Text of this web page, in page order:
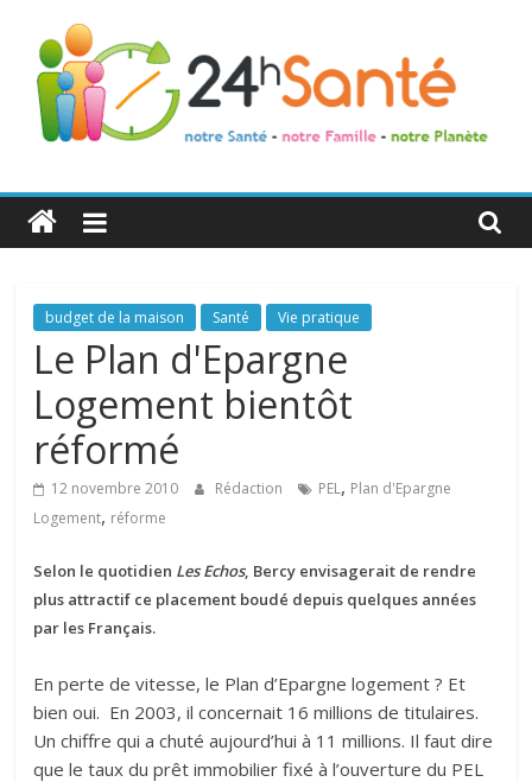
24h
Santé
La
santé
toute
famille
budget de la maison Santé Vie pratique
Le Plan d'Epargne
Logement bientôt
réformé
12 novembre 2010 Rédaction PEL, Plan d'Epargne
Logement, réforme
Selon le quotidien Les Echos, Bercy envisagerait de rendre
plus attractif ce placement boudé depuis quelques années
par les Français.
En perte de vitesse, le Plan d’Epargne logement ? Et
bien oui. En 2003, il concernait 16 millions de titulaires.
Un chiffre qui a chuté aujourd’hui à 11 millions. Il faut dire
que le taux du prêt immobilier fixé à l’ouverture du PEL